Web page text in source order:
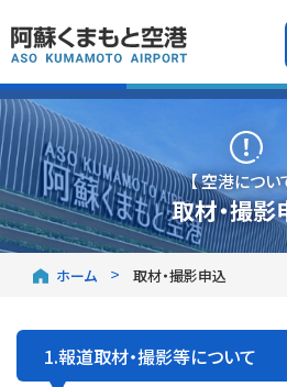
【 空港につい
取材・撮影
ホーム 取材・撮影申込
1.報道取材・撮影等について